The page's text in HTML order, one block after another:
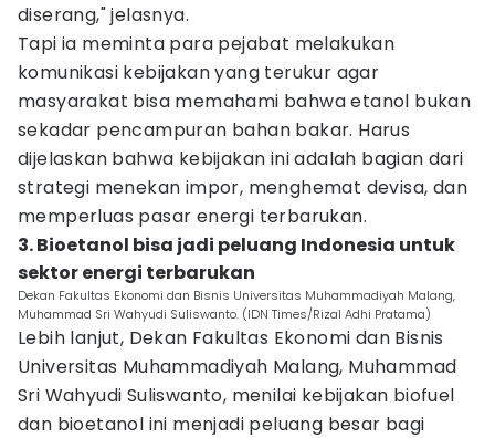
diserang," jelasnya.
Tapi ia meminta para pejabat melakukan
komunikasi kebijakan yang terukur agar
masyarakat bisa memahami bahwa etanol bukan
sekadar pencampuran bahan bakar. Harus
dijelaskan bahwa kebijakan ini adalah bagian dari
strategi menekan impor, menghemat devisa, dan
memperluas pasar energi terbarukan.
3. Bioetanol bisa jadi peluang Indonesia untuk
sektor energi terbarukan
Dekan Fakultas Ekonomi dan Bisnis Universitas Muhammadiyah Malang,
Muhammad Sri Wahyudi Suliswanto. (IDN Times/Rizal Adhi Pratama)
Lebih lanjut, Dekan Fakultas Ekonomi dan Bisnis
Universitas Muhammadiyah Malang, Muhammad
Sri Wahyudi Suliswanto, menilai kebijakan biofuel
dan bioetanol ini menjadi peluang besar bagi